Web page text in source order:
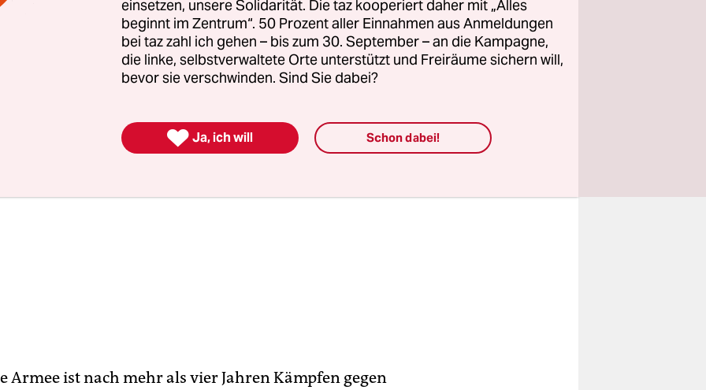
bezog sich auf Soldaten, die sich seit 2011 der
Assad angeschlossen hatten.
Armee ist nach mehr als vier Jahren Kämpfen gegen
einsetzen, unsere Solidarität. Die taz kooperiert daher mit „Alles
beginnt im Zentrum“. 50 Prozent aller Einnahmen aus Anmeldungen
bei taz zahl ich gehen – bis zum 30. September – an die Kampagne,
die linke, selbstverwaltete Orte unterstützt und Freiräume sichern will,
bevor sie verschwinden. Sind Sie dabei?
 Ja, ich will Schon dabei!